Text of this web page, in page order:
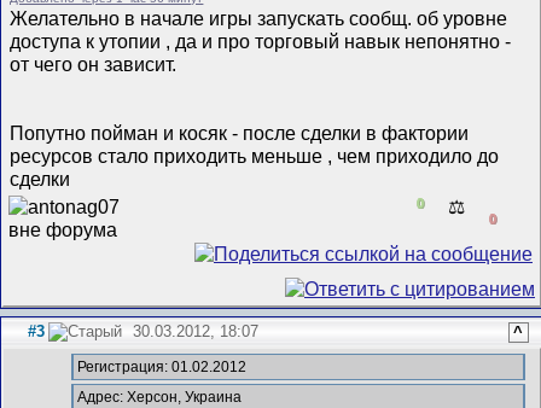
Желательно в начале игры запускать сообщ. об уровне
доступа к утопии , да и про торговый навык непонятно -
от чего он зависит.
Попутно пойман и косяк - после сделки в фактории
ресурсов стало приходить меньше , чем приходило до
сделки
0 ⚖️
0
#3 30.03.2012, 18:07 ^
Регистрация: 01.02.2012
Адрес: Херсон, Украина